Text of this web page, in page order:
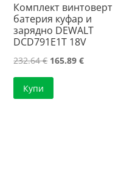
Комплект винтоверт
батерия куфар и
зарядно DEWALT
DCD791E1T 18V
232.64€ Original
price
165.89€Текущата
Купи